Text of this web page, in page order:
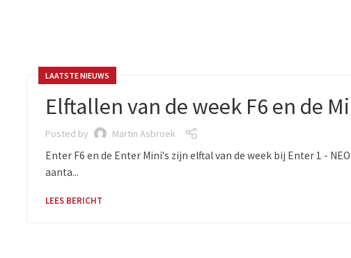
LAATSTE NIEUWS
Elftallen van de week F6 en de
Posted by Martin Asbroek
Enter F6 en de Enter Mini's zijn elftal van de week bij Enter 1 -
aanta...
LEES BERICHT